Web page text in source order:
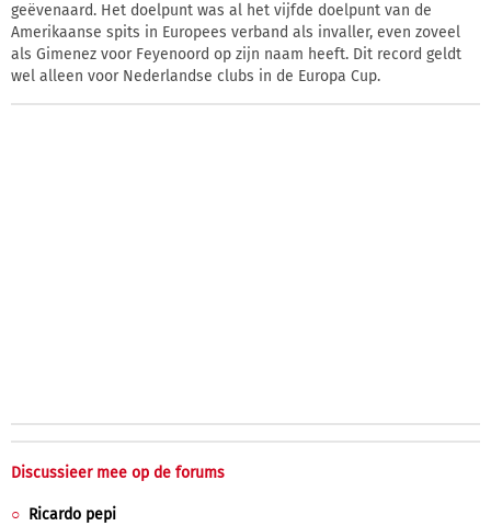
geëvenaard. Het doelpunt was al het vijfde doelpunt van de
Amerikaanse spits in Europees verband als invaller, even zoveel
als Gimenez voor Feyenoord op zijn naam heeft. Dit record geldt
wel alleen voor Nederlandse clubs in de Europa Cup.
Discussieer mee op de forums
Ricardo pepi